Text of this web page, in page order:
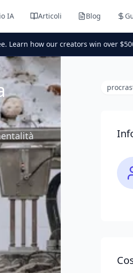
IA Articoli Blog
Learn how our creators win over